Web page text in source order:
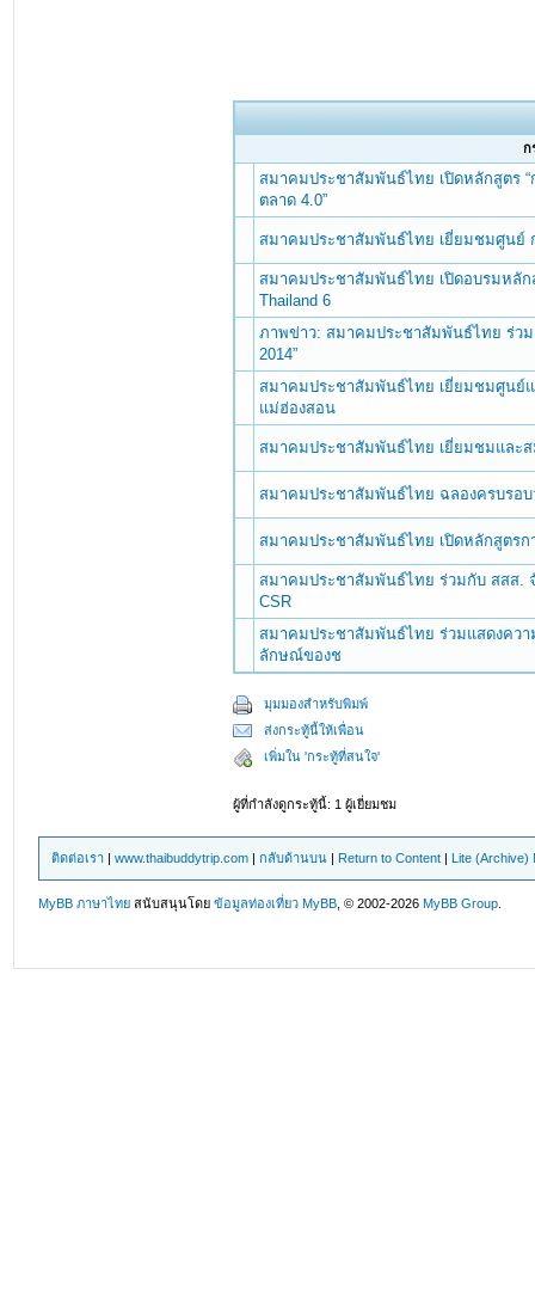
ก
สมาคมประชาสัมพันธ์ไทย เปิดหลักสูตร “
ตลาด 4.0”
สมาคมประชาสัมพันธ์ไทย เยี่ยมชมศูนย์
สมาคมประชาสัมพันธ์ไทย เปิดอบรมหลัก
Thailand 6
ภาพข่าว: สมาคมประชาสัมพันธ์ไทย ร่วมง
2014”
สมาคมประชาสัมพันธ์ไทย เยี่ยมชมศูนย์
แม่ฮ่องสอน
สมาคมประชาสัมพันธ์ไทย เยี่ยมชมและ
สมาคมประชาสัมพันธ์ไทย ฉลองครบรอ
สมาคมประชาสัมพันธ์ไทย เปิดหลักสูตรก
สมาคมประชาสัมพันธ์ไทย ร่วมกับ สสส.
CSR
สมาคมประชาสัมพันธ์ไทย ร่วมแสดงควา
ลักษณ์ของช
มุมมองสำหรับพิมพ์
ส่งกระทู้นี้ให้เพื่อน
เพิ่มใน 'กระทู้ที่สนใจ'
ผู้ที่กำลังดูกระทู้นี้: 1 ผู้เยี่ยมชม
ติดต่อเรา |www.thaibuddytrip.com |กลับด้านบน | Return to Content | Lite (Archive)
MyBB ภาษาไทย สนับสนุนโดยข้อมูลท่องเที่ยว MyBB , © 2002-2026MyBB Group